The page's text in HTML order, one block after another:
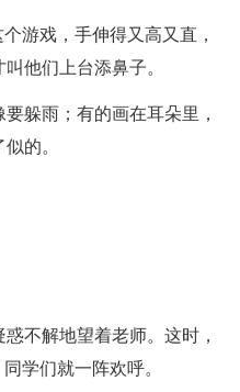
游戏，手伸得又高又直，
他们上台添鼻子。
躲雨；有的画在耳朵里，
的。
不解地望着老师。这时，
学们就一阵欢呼。